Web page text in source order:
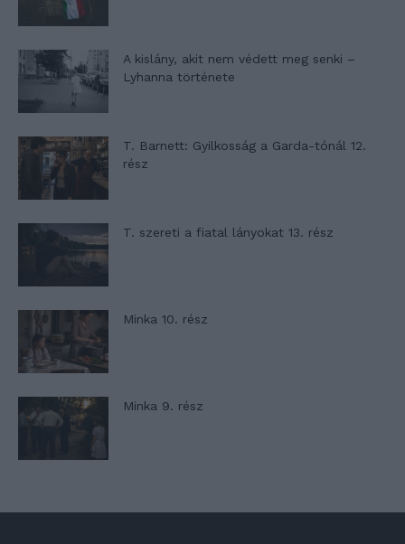
A kislány, akit nem védett meg senki –
Lyhanna története
T. Barnett: Gyilkosság a Garda-tónál 12.
rész
T. szereti a fiatal lányokat 13. rész
Minka 10. rész
Minka 9. rész